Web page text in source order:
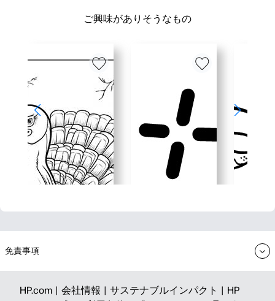
ご興味がありそうなもの
免責事項
HP.com | 会社情報 | サステナブルインパクト | HP